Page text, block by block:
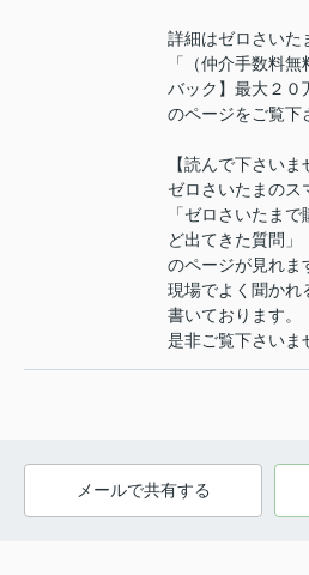
詳細はゼロさいた
「（仲介手数料
バック】最大２０
のページをご覧下
【読んで下さいま
ゼロさいたまのス
「ゼロさいたま
ど出てきた質問」
のページが見れま
現場でよく聞かれ
書いております。
是非ご覧下さいま
メールで共有する